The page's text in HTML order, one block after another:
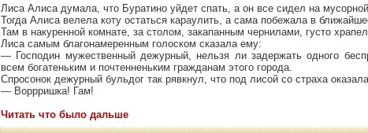
Лиса Алиса думала, что Буратино уйдет спать, а он все сидел на
Тогда Алиса велела коту остаться караулить, а сама побежала в
Там в накуренной комнате, за столом, закапанным чернилами, густо
Лиса самым благонамеренным голоском сказала ему:
— Господин мужественный дежурный, нельзя ли задержать одного
всем богатеньким и почтенненьким гражданам этого города.
Спросонок дежурный бульдог так рявкнул, что под лисой со страха
— Воррришка! Гам!
Читать что было дальше